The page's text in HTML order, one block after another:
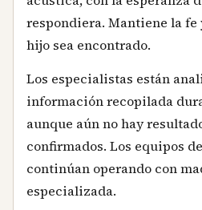
respondiera. Mantiene la fe
hijo sea encontrado.
Los especialistas están
información recopilada
aunque aún no hay
confirmados. Los equipos
continúan operando con
especializada.